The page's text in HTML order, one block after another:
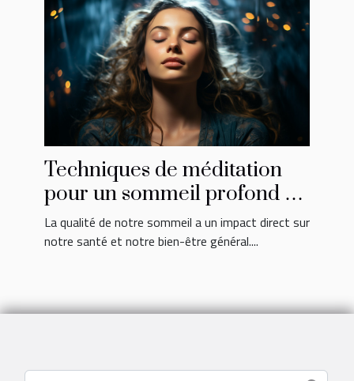
Techniques de méditation
pour un sommeil profond et
réparateur
La qualité de notre sommeil a un impact direct sur
notre santé et notre bien-être général....